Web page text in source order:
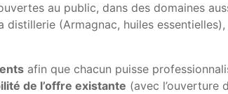
au public, dans des domaines
(Armagnac, huiles essentielles),
afin que chacun puisse
de l’offre existante (avec l’ouverture